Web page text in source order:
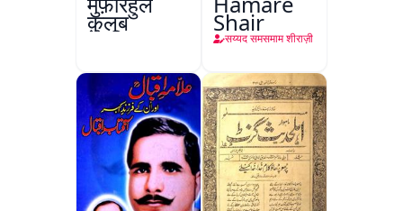
क़ुलूब Shair
सय्यद समसमाम शीराज़ी